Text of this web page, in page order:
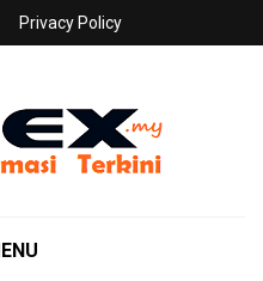
Privacy Policy